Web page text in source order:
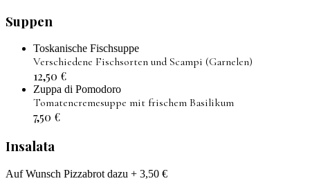
Suppen
Toskanische Fischsuppe
Verschiedene Fischsorten und Scampi (Garnelen)
12,50 €
Zuppa di Pomodoro
Tomatencremesuppe mit frischem Basilikum
7,50 €
Insalata
Auf Wunsch Pizzabrot dazu + 3,50 €